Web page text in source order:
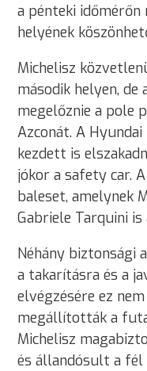
a pénteki
helyének
Michelisz
második helyen,
megelőznie a pole
Azconát. A
kezdett is
jókor a safety car.
baleset, amelynek
Gabriele Tarquini
Néhány biztonsági
a takarításra és a
elvégzésére ez
megállították a
Michelisz
és állandósult a fél